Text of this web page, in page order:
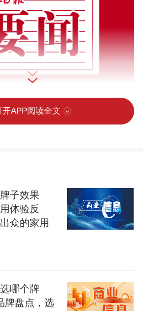
，创新赢得未来。
五五”开局之年的首次地
总书记来到位于北京亦庄
键在科技自立自强”。
开APP阅读全文
子效果
体验反
众的家用
哪个牌
牌盘点，选